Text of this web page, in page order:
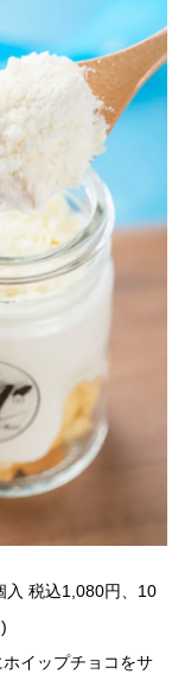
入 税込1,080円、10
イップチョコをサ